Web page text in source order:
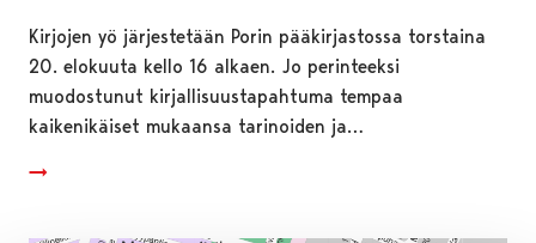
Kirjojen yö järjestetään Porin pääkirjastossa torstaina
20. elokuuta kello 16 alkaen. Jo perinteeksi
muodostunut kirjallisuustapahtuma tempaa
kaikenikäiset mukaansa tarinoiden ja…